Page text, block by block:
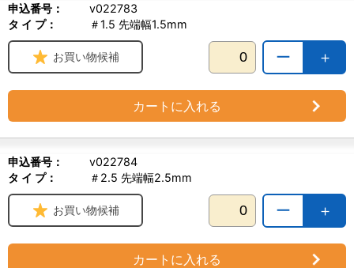
申込番号：
v022783
タ イ プ：
＃1.5 先端幅1.5mm
＋
ー
お買い物候補
カートに入れる
申込番号：
v022784
タ イ プ：
＃2.5 先端幅2.5mm
＋
ー
お買い物候補
カートに入れる